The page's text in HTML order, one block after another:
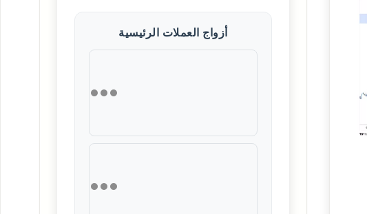
أزواج العملات الرئيسية